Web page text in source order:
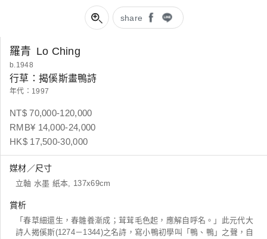
share
羅青 Lo Ching
b.1948
行草：揭傒斯畫鴨詩
年代：1997
NT$ 70,000-120,000
RMB¥ 14,000-24,000
HK$ 17,500-30,000
媒材／尺寸
立軸 水墨 紙本, 137x69cm
賞析
「春草細還生，春雛養漸成；茸茸毛色起，應解自呼名。」此元代大
詩人揭傒斯(1274－1344)之名詩，寫小鴨初學叫「鴨、鴨」之聲，自